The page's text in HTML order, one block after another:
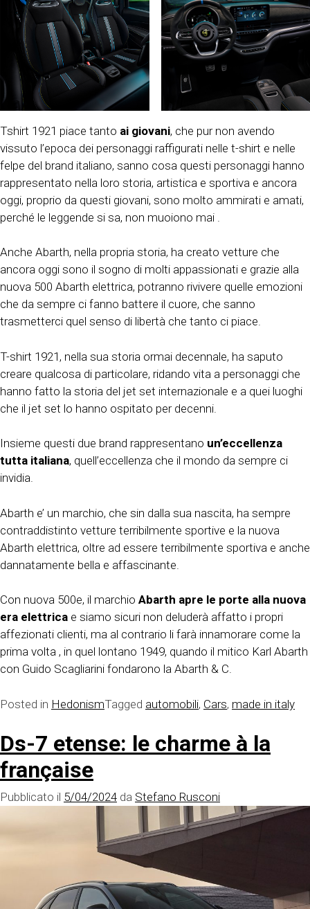
Tshirt 1921 piace tanto ai giovani, che pur non avendo
vissuto l’epoca dei personaggi raffigurati nelle t-shirt e nelle
felpe del brand italiano, sanno cosa questi personaggi hanno
rappresentato nella loro storia, artistica e sportiva e ancora
oggi, proprio da questi giovani, sono molto ammirati e amati,
perché le leggende si sa, non muoiono mai .
Anche Abarth, nella propria storia, ha creato vetture che
ancora oggi sono il sogno di molti appassionati e grazie alla
nuova 500 Abarth elettrica, potranno rivivere quelle emozioni
che da sempre ci fanno battere il cuore, che sanno
trasmetterci quel senso di libertà che tanto ci piace.
T-shirt 1921, nella sua storia ormai decennale, ha saputo
creare qualcosa di particolare, ridando vita a personaggi che
hanno fatto la storia del jet set internazionale e a quei luoghi
che il jet set lo hanno ospitato per decenni.
Insieme questi due brand rappresentano un’eccellenza
tutta italiana, quell’eccellenza che il mondo da sempre ci
invidia.
Abarth e’ un marchio, che sin dalla sua nascita, ha sempre
contraddistinto vetture terribilmente sportive e la nuova
Abarth elettrica, oltre ad essere terribilmente sportiva e anche
dannatamente bella e affascinante.
Con nuova 500e, il marchio Abarth apre le porte alla nuova
era elettrica e siamo sicuri non deluderà affatto i propri
affezionati clienti, ma al contrario li farà innamorare come la
prima volta , in quel lontano 1949, quando il mitico Karl Abarth
con Guido Scagliarini fondarono la Abarth & C.
Posted in HedonismTagged automobili, Cars, made in italy
Ds-7 etense: le charme à la
française
Pubblicato il 5/04/2024 da Stefano Rusconi